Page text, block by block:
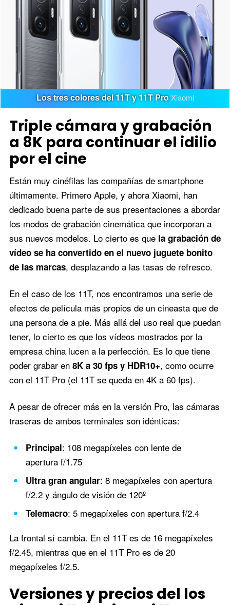
Los tres colores del 11T y 11T ProXiaomi
Triple cámara y grabación
a 8K para continuar el idilio
por el cine
Están muy cinéfilas las compañías de smartphone
últimamente. Primero Apple, y ahora Xiaomi, han
dedicado buena parte de sus presentaciones a abordar
los modos de grabación cinemática que incorporan a
sus nuevos modelos. Lo cierto es que la grabación de
vídeo se ha convertido en el nuevo juguete bonito
de las marcas, desplazando a las tasas de refresco.
En el caso de los 11T, nos encontramos una serie de
efectos de película más propios de un cineasta que de
una persona de a pie. Más allá del uso real que puedan
tener, lo cierto es que los vídeos mostrados por la
empresa china lucen a la perfección. Es lo que tiene
poder grabar en 8K a 30 fps y HDR10+, como ocurre
con el 11T Pro (el 11T se queda en 4K a 60 fps).
A pesar de ofrecer más en la versión Pro, las cámaras
traseras de ambos terminales son idénticas:
Principal: 108 megapíxeles con lente de
apertura f/1.75
Ultra gran angular: 8 megapíxeles con apertura
f/2.2 y ángulo de visión de 120º
Telemacro: 5 megapíxeles con apertura f/2.4
La frontal sí cambia. En el 11T es de 16 megapíxeles
f/2.45, mientras que en el 11T Pro es de 20
megapíxeles f/2.5.
Versiones y precios del los